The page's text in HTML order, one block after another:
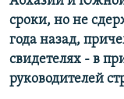
сроки, но не
года назад,
свидетелях - в
руководителей